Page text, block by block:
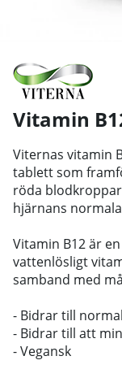
Vitamin
Viternas vitamin
tablett som
röda
hjärnans
Vitamin B12 är
vattenlösligt
samband med
- Bidrar till
- Bidrar till att
- Vegansk